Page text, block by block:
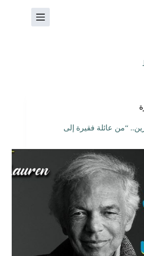
“من عائلة فقيرة إلى